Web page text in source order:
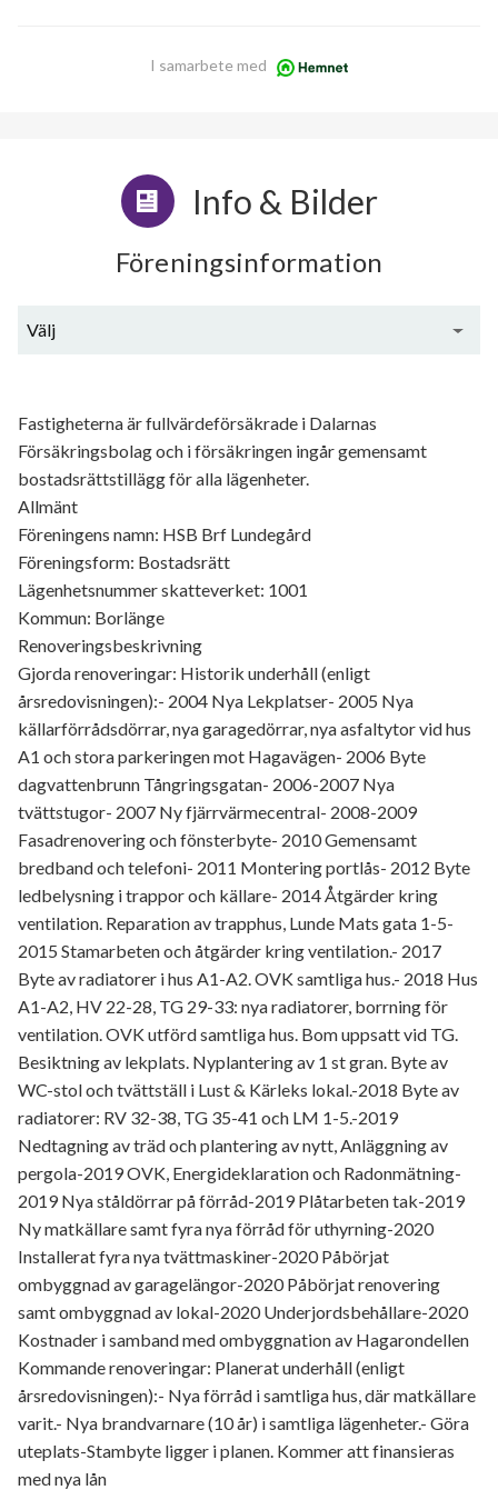
I samarbete med
Info & Bilder
Föreningsinformation
Välj
Fastigheterna är fullvärdeförsäkrade i Dalarnas
Försäkringsbolag och i försäkringen ingår gemensamt
bostadsrättstillägg för alla lägenheter.
Allmänt
Föreningens namn: HSB Brf Lundegård
Föreningsform: Bostadsrätt
Lägenhetsnummer skatteverket: 1001
Kommun: Borlänge
Renoveringsbeskrivning
Gjorda renoveringar: Historik underhåll (enligt
årsredovisningen):- 2004 Nya Lekplatser- 2005 Nya
källarförrådsdörrar, nya garagedörrar, nya asfaltytor vid hus
A1 och stora parkeringen mot Hagavägen- 2006 Byte
dagvattenbrunn Tångringsgatan- 2006-2007 Nya
tvättstugor- 2007 Ny fjärrvärmecentral- 2008-2009
Fasadrenovering och fönsterbyte- 2010 Gemensamt
bredband och telefoni- 2011 Montering portlås- 2012 Byte
ledbelysning i trappor och källare- 2014 Åtgärder kring
ventilation. Reparation av trapphus, Lunde Mats gata 1-5-
2015 Stamarbeten och åtgärder kring ventilation.- 2017
Byte av radiatorer i hus A1-A2. OVK samtliga hus.- 2018 Hus
A1-A2, HV 22-28, TG 29-33: nya radiatorer, borrning för
ventilation. OVK utförd samtliga hus. Bom uppsatt vid TG.
Besiktning av lekplats. Nyplantering av 1 st gran. Byte av
WC-stol och tvättställ i Lust & Kärleks lokal.-2018 Byte av
radiatorer: RV 32-38, TG 35-41 och LM 1-5.-2019
Nedtagning av träd och plantering av nytt, Anläggning av
pergola-2019 OVK, Energideklaration och Radonmätning-
2019 Nya ståldörrar på förråd-2019 Plåtarbeten tak-2019
Ny matkällare samt fyra nya förråd för uthyrning-2020
Installerat fyra nya tvättmaskiner-2020 Påbörjat
ombyggnad av garagelängor-2020 Påbörjat renovering
samt ombyggnad av lokal-2020 Underjordsbehållare-2020
Kostnader i samband med ombyggnation av Hagarondellen
Kommande renoveringar: Planerat underhåll (enligt
årsredovisningen):- Nya förråd i samtliga hus, där matkällare
varit.- Nya brandvarnare (10 år) i samtliga lägenheter.- Göra
uteplats-Stambyte ligger i planen. Kommer att finansieras
med nya lån